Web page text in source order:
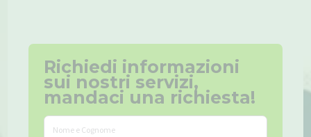
Richiedi informazioni
sui nostri servizi,
mandaci una richiesta!